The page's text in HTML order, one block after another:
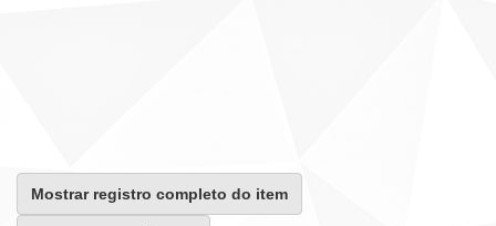
Mostrar registro completo do item